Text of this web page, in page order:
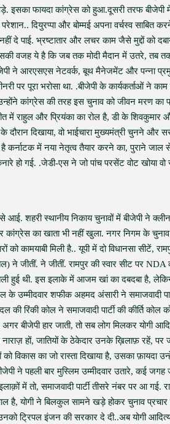
इसका फायदा कांग्रेस को हुआ.दूसरी तरफ
दियुरप्पा और बोम्मई अपना वर्चस्व साबित
दे पाई. भ्रष्टातार और लचर काम जैसे मुद्दों को
उसकी वजह ये है कि जब तक मोदी मैदान में उतरे, तब
ने आरएसएस नेटवर्क, बूथ मैनेजमेंट और पन्ना
पर पूरा भरोसा था. .बीजेपी के कार्यकर्ताओं ने काम
कांग्रेस की तरह इस चुनाव को जीवन मरण का
में राहुल और प्रियंका का रोल है, डी के शिवकुमार
दिखाया, वो भाईचारा मुख्यमंत्री चुनने और
है कर्नाटक में नया नेतृत्व तैयार करने का, पुराने
हो गई. .जेडी-एस ने जो पांच परसेंट वोट खोया
शहरी स्थानीय निकाय चुनावों में बीजेपी ने
कांग्रेस का खाता भी नहीं खुला. नगर निगम के
को कामयाबी मिली है.. यूपी में दो विधानसा सीटें,
ने जीतीं. ने जीतीं. रामपुर की स्वार सीट पर
हुई थी. इस इलाके में आजम खां का दबदबा है,
उम्मीदवार शफीक अहमद अंसारी ने समाजवादी
रिंकी कोल ने समाजवादी पार्टी की कीर्ति कोल
बीजेपी हार जाती, तो सब लोग मिलकर योगी
हों, जातियों के ठेकेदार उनके ख़िलाफ़ रहें,
विकास का जो रास्ता दिखाया है, उसका फ़ायदा
ने पहली बार मुस्लिम उम्मीदवार उतारे, कई जगह
में तो, समाजवादी पार्टी तीसरे नंबर पर आ गई.
है, योगी ने बिलकुल सामने खड़े होकर चुनाव
ट्रिपल इंजन की सरकार दे दी..अब योगी